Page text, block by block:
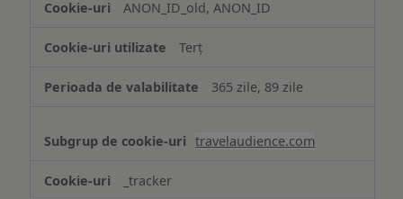
ANON_ID_old, ANON_ID
Terț
365 zile, 89 zile
travelaudience.com
_tracker